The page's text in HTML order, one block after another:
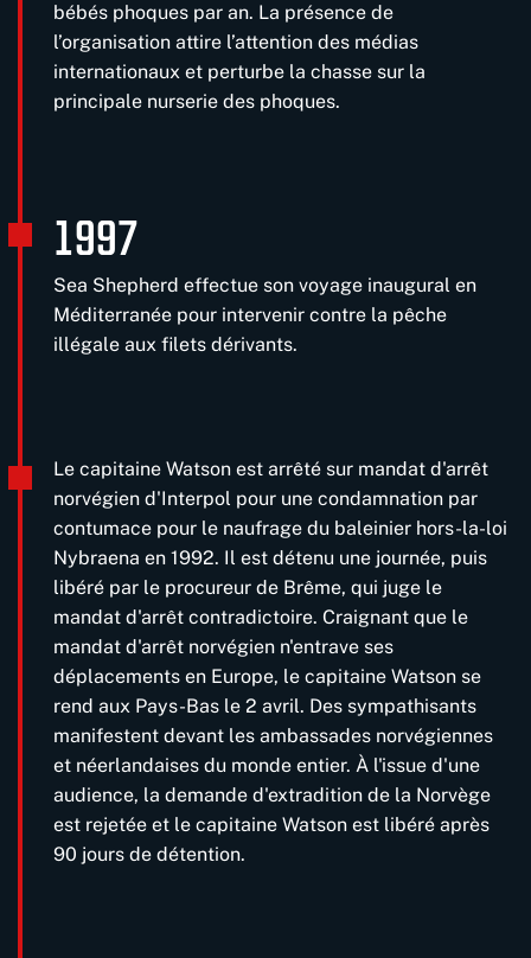
bébés phoques par an. La présence de
l’organisation attire l’attention des médias
internationaux et perturbe la chasse sur la
principale nurserie des phoques.
1997
Sea Shepherd effectue son voyage inaugural en
Méditerranée pour intervenir contre la pêche
illégale aux filets dérivants.
Le capitaine Watson est arrêté sur mandat d'arrêt
norvégien d'Interpol pour une condamnation par
contumace pour le naufrage du baleinier hors-la-loi
Nybraena en 1992. Il est détenu une journée, puis
libéré par le procureur de Brême, qui juge le
mandat d'arrêt contradictoire. Craignant que le
mandat d'arrêt norvégien n'entrave ses
déplacements en Europe, le capitaine Watson se
rend aux Pays-Bas le 2 avril. Des sympathisants
manifestent devant les ambassades norvégiennes
et néerlandaises du monde entier. À l'issue d'une
audience, la demande d'extradition de la Norvège
est rejetée et le capitaine Watson est libéré après
90 jours de détention.